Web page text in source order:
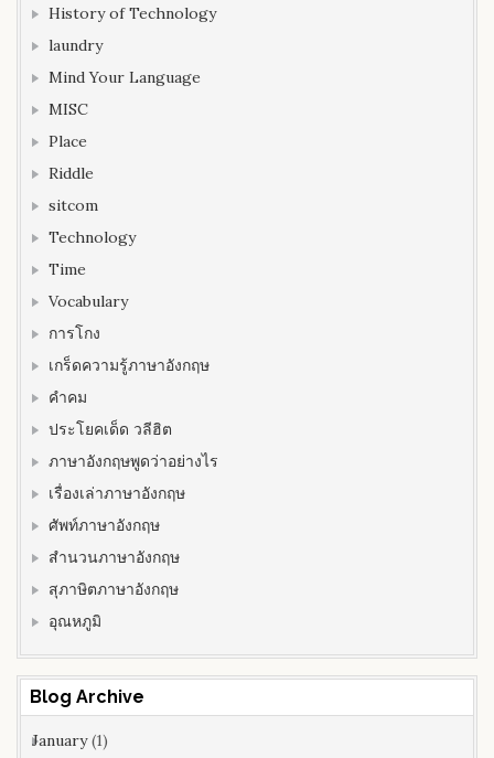
History of Technology
laundry
Mind Your Language
MISC
Place
Riddle
sitcom
Technology
Time
Vocabulary
การโกง
เกร็ดความรู้ภาษาอังกฤษ
คำคม
ประโยคเด็ด วลีฮิต
ภาษาอังกฤษพูดว่าอย่างไร
เรื่องเล่าภาษาอังกฤษ
ศัพท์ภาษาอังกฤษ
สำนวนภาษาอังกฤษ
สุภาษิตภาษาอังกฤษ
อุณหภูมิ
Blog Archive
January(1)